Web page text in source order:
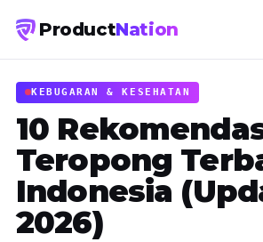
ProductNation
KEBUGARAN & KESEHATAN
10
Teropong
Indonesia
2026)